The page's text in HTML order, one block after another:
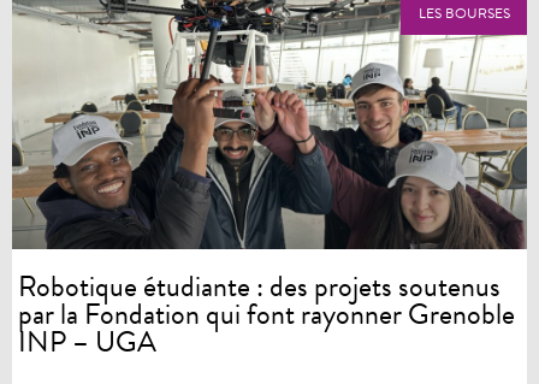
LES BOURSES
Robotique étudiante : des projets soutenus
par la Fondation qui font rayonner Grenoble
INP – UGA